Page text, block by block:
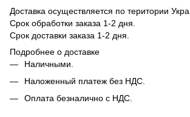
Доставка осуществляется по територии
Срок обработки заказа 1-2 дня.
​​Срок доставки заказа 1-2 дня.
Подробнее о доставке
Наличными.
Наложенный платеж без НДС.
Оплата безналично c НДС.